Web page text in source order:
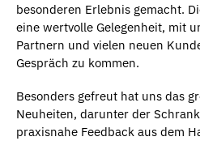
besonderen Erlebnis gemacht.
eine wertvolle Gelegenheit, mit
Partnern und vielen neuen
Gespräch zu kommen.
Besonders gefreut hat uns das
Neuheiten, darunter der
praxisnahe Feedback aus dem